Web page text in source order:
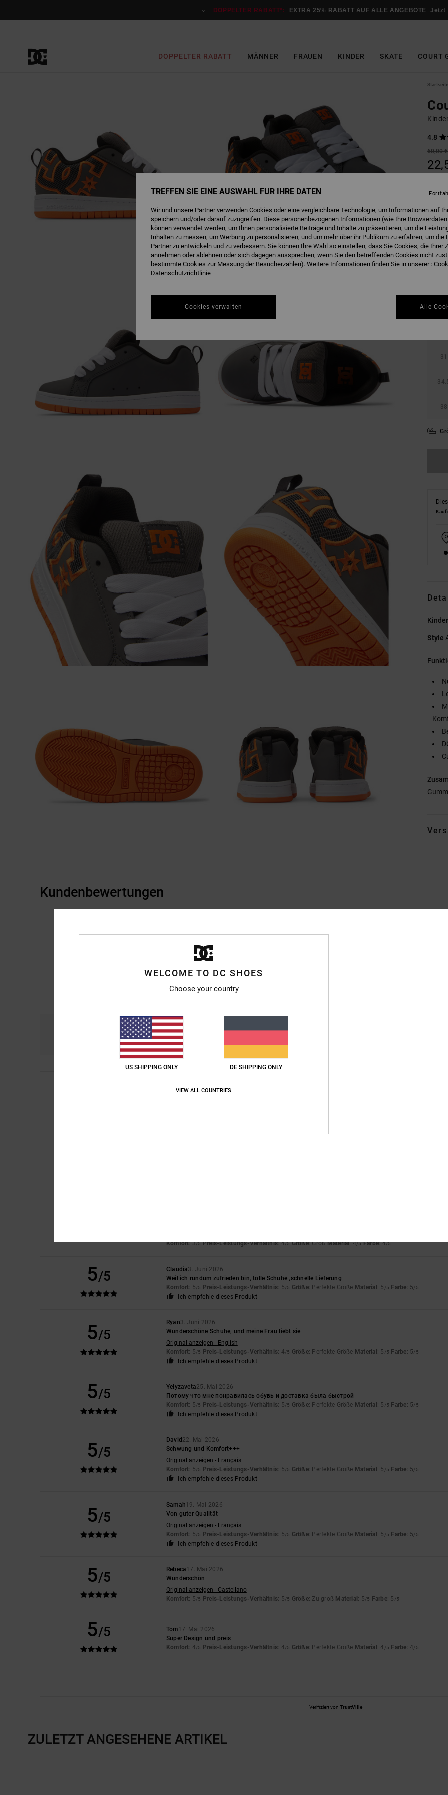
DOPPELTER RABATT*: EXTRA 25% RABATT AUF ALLE ANGEBOTE Jetzt
DOPPELTER RABATT MÄNNER FRAUEN KINDER SKATE COURT
Startseite
4.8
60,00 €
Farbe
31
38
Style
Kundenbewertungen
Durchschnittliche Bewertung
Komfort
4.8
Perfekte Passform
Komfort: 3/5 Preis-Leistungs-Verhältnis: 4/5 Größe: GroßMaterial: 4/5 Farbe: 4/5
5/5 Claudia3. Juni 2026
Weil ich rundum zufrieden bin, tolle Schuhe ,schnelle Lieferung
Komfort: 5/5 Preis-Leistungs-Verhältnis: 5/5 Größe: Perfekte Größe Material : 5 /5 Farbe: 5/5
Ich empfehle dieses Produkt
5/5
Ryan3. Juni 2026
Wunderschöne Schuhe, und meine Frau liebt sie
Original anzeigen - English
Komfort: 5/5 Preis-Leistungs-Verhältnis: 4/5 Größe: Perfekte Größe Material : 5 /5 Farbe: 5/5
Ich empfehle dieses Produkt
5/5 Yelyzaveta25. Mai 2026
Потому что мне понравилась обувь и доставка была быстрой
Komfort: 5/5 Preis-Leistungs-Verhältnis: 5/5 Größe: Perfekte Größe Material : 5 /5 Farbe: 5/5
Ich empfehle dieses Produkt
5/5
David 22. Mai 2026
Schwung und Komfort+++
Original anzeigen - Français
Komfort: 5/5 Preis-Leistungs-Verhältnis: 5/5 Größe: Perfekte Größe Material : 5 /5 Farbe: 5/5
Ich empfehle dieses Produkt
5/5
Samah19. Mai 2026
Von guter Qualität
Original anzeigen - Français
Komfort: 5/5 Preis-Leistungs-Verhältnis: 5/5 Größe: Perfekte Größe Material : 5 /5 Farbe: 5/5
Ich empfehle dieses Produkt
5/5
Rebeca17. Mai 2026
Wunderschön
Original anzeigen - Castellano
Komfort: 5/5 Preis-Leistungs-Verhältnis: 5/5 Größe: Zu groß Material : 5/5 Farbe: 5 /5
5/5 Tom17. Mai 2026
Super Design und preis
Komfort: 4/5 Preis-Leistungs-Verhältnis: 4/5 Größe: Perfekte Größe Material : 4 /5 Farbe: 4/5
Verifiziert von TrustVille
ZULETZT ANGESEHENE ARTIKEL
WELCOME TO DC SHOES
Choose your country
US SHIPPING ONLY DE SHIPPING ONLY
VIEW ALL COUNTRIES
TREFFEN SIE EINE AUSWAHL FÜR IHRE DATEN
Wir und unsere Partner verwenden Cookies oder eine vergleichbare Technologie, um Informationen auf
speichern und/oder darauf zuzugreifen. Diese personenbezogenen Informationen (wie Ihre
können verwendet werden, um Ihnen personalisierte Beiträge und Inhalte zu präsentieren, um die
Inhalten zu messen, um Werbung zu personalisieren, und um mehr über ihr Publikum zu erfahren, um die
Partner zu entwickeln und zu verbessern. Sie können Ihre Wahl so einstellen, dass Sie Cookies, die Ihrer
annehmen oder ablehnen oder sich dagegen aussprechen, wenn Sie den betreffenden Cookies nicht
bestimmte Cookies zur Messung der Besucherzahlen). Weitere Informationen finden Sie in unserer :
Datenschutzrichtlinie
Cookies verwalten Alle